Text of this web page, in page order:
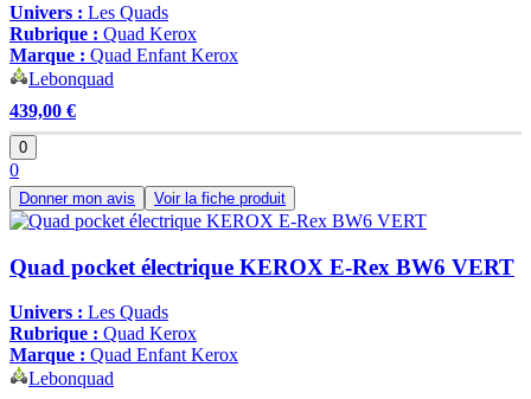
Univers : Les Quads
Rubrique : Quad Kerox
Marque : Quad Enfant Kerox
Lebonquad
439,00 €
0
0
Donner mon avis Voir la fiche produit
Quad pocket électrique KEROX E-Rex BW6 VERT
Univers : Les Quads
Rubrique : Quad Kerox
Marque : Quad Enfant Kerox
Lebonquad